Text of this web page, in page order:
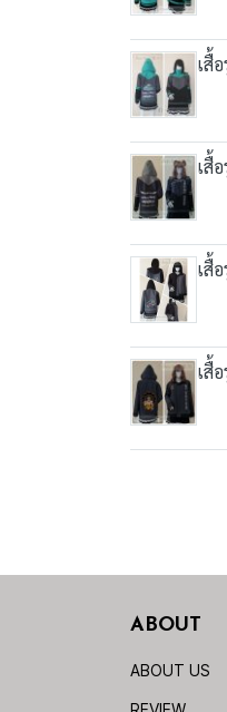
เสื้
เสื้
เสื้
เสื้
ABOUT
ABOUT US